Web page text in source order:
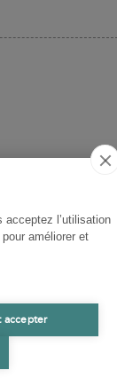
l’utilisation
améliorer et
accepter